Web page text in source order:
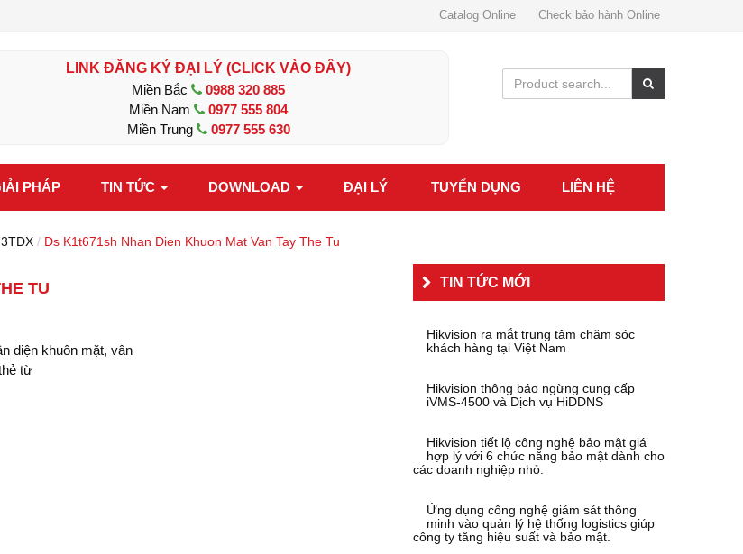
Catalog Online Check bảo hành Online
LINK ĐĂNG KÝ ĐẠI LÝ (CLICK VÀO ĐÂY)
Miền Bắc
0988 320 885
Miền Nam
0977 555 804
Miền Trung
0977 555 630
PHÁP TIN TỨC DOWNLOAD ĐẠI LÝ TUYỂN DỤNG LIÊN HỆ
/ Ds K1t671sh Nhan Dien Khuon Mat Van Tay The Tu
TU TIN TỨC MỚI
Hikvision ra mắt trung tâm chăm sóc
khách hàng tại Việt Nam
Hikvision thông báo ngừng cung cấp
iVMS-4500 và Dịch vụ HiDDNS
Hikvision tiết lộ công nghệ bảo mật giá
hợp lý với 6 chức năng bảo mật dành cho
các doanh nghiệp nhỏ.
Ứng dụng công nghệ giám sát thông
minh vào quản lý hệ thống logistics giúp
công ty tăng hiệu suất và bảo mật.